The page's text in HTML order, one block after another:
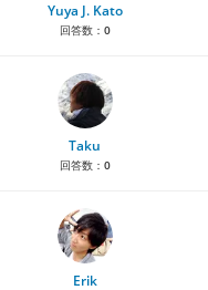
Yuya J. Kato
回答数： 0
Taku
回答数： 0
Erik